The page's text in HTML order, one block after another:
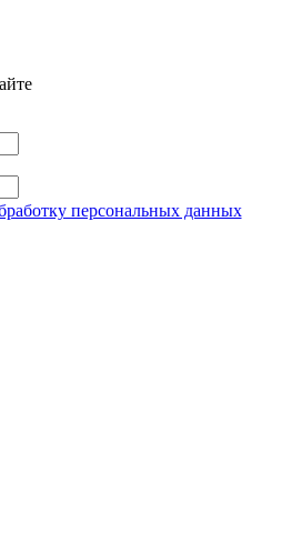
персональных данных